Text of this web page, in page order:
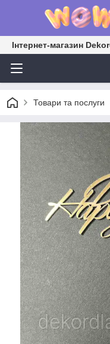
Інтернет-магазин
Товари та послуги